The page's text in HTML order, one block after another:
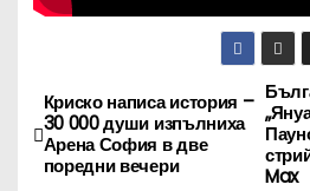
Н
а
Max
Криско написа история –
30 000 души изпълниха
Арена София в две
поредни вечери